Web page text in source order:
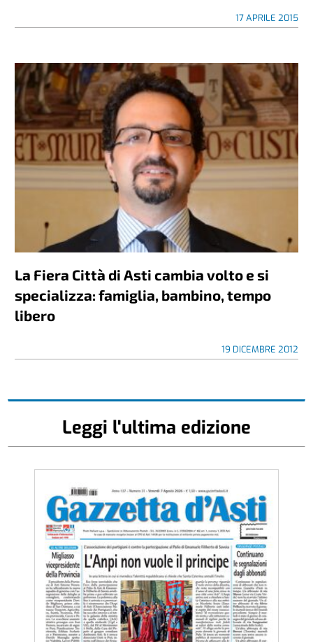
17 APRILE 2015
La Fiera Città di Asti cambia volto e si
specializza: famiglia, bambino, tempo
libero
19 DICEMBRE 2012
Leggi l'ultima edizione